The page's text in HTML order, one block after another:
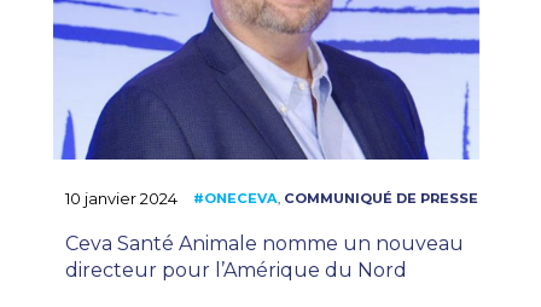
10 janvier 2024
Ceva Santé Animale nomme un nouveau
directeur pour l’Amérique du Nord